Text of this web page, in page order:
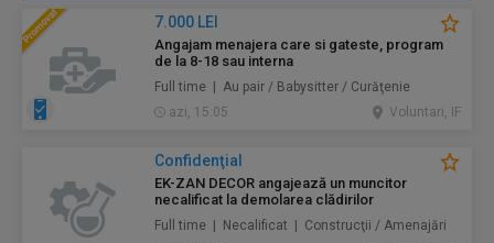
7.000 LEI
Angajam menajera care si gateste, program
de la 8-18 sau interna
Full time | Au pair / Babysitter / Curăţenie
azi, 15:05
Voluntari, IF
Confidenţial
EK-ZAN DECOR angajează un muncitor
necalificat la demolarea clădirilor
Full time | Necalificat | Construcţii / Amenajări